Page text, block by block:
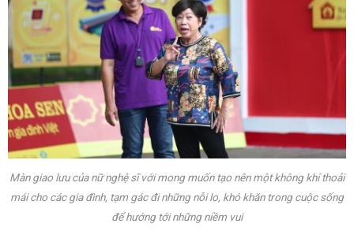
Màn giao lưu của nữ nghệ sĩ với mong muốn tạo nên một không khí thoải
mái cho các gia đình, tạm gác đi những nỗi lo, khó khăn trong cuộc sống
để hướng tới những niềm vui